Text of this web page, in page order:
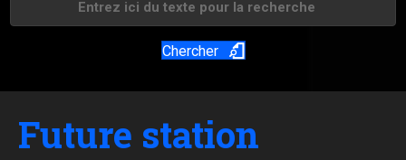
Chercher
Future station